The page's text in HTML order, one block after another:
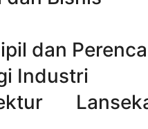
dan
Industri